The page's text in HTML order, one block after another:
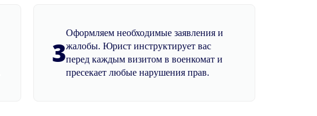
3
Оформляем необходимые заявления и
жалобы. Юрист инструктирует вас
перед каждым визитом в военкомат и
пресекает любые нарушения прав.